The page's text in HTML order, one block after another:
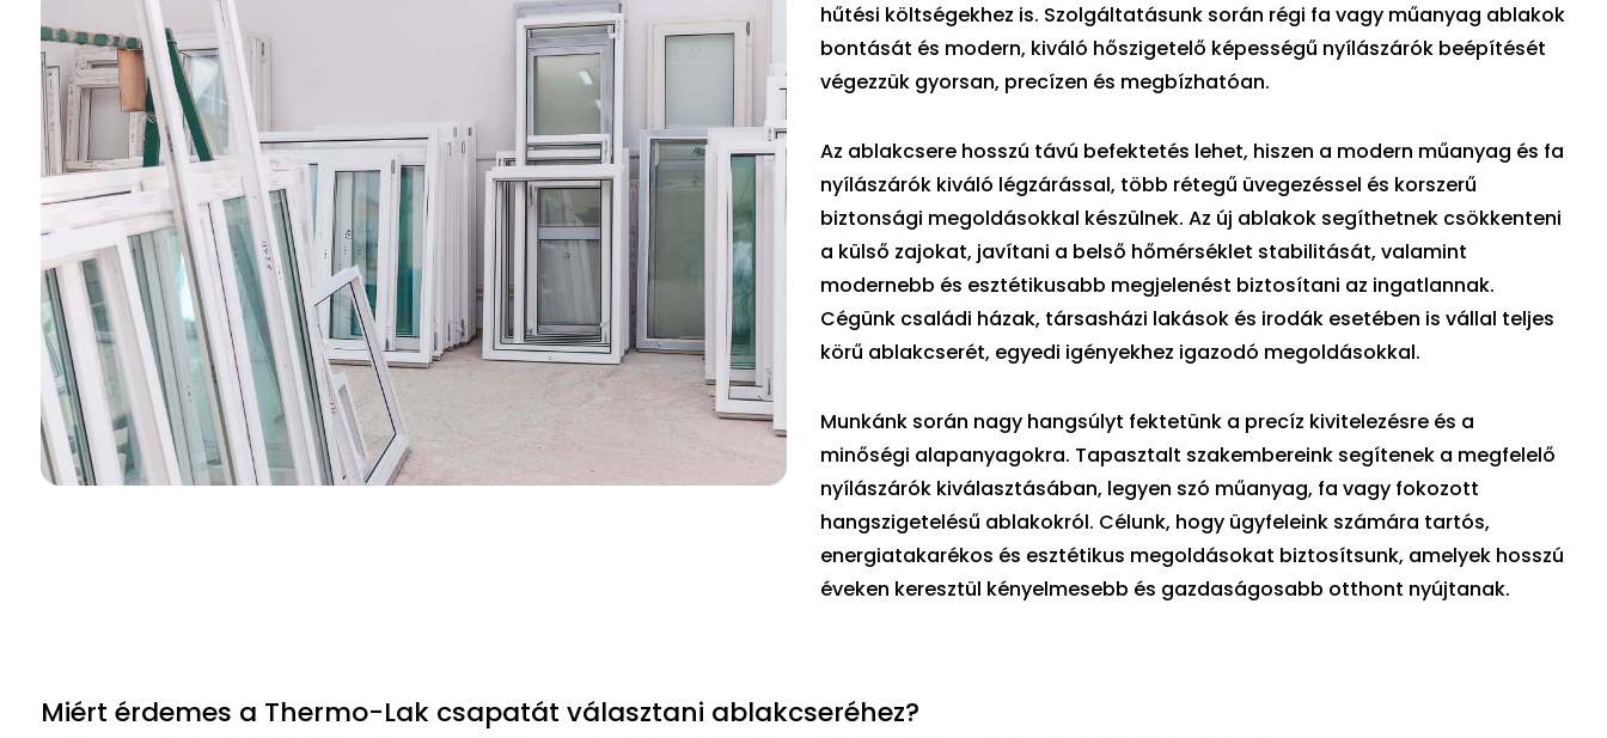
hűtési költségekhez is. Szolgáltatásunk során régi fa vagy műanyag ablakok
bontását és modern, kiváló hőszigetelő képességű nyílászárók beépítését
végezzük gyorsan, precízen és megbízhatóan.
Az ablakcsere hosszú távú befektetés lehet, hiszen a modern műanyag és fa
nyílászárók kiváló légzárással, több rétegű üvegezéssel és korszerű
biztonsági megoldásokkal készülnek. Az új ablakok segíthetnek csökkenteni
a külső zajokat, javítani a belső hőmérséklet stabilitását, valamint
modernebb és esztétikusabb megjelenést biztosítani az ingatlannak.
Cégünk családi házak, társasházi lakások és irodák esetében is vállal teljes
körű ablakcserét, egyedi igényekhez igazodó megoldásokkal.
Munkánk során nagy hangsúlyt fektetünk a precíz kivitelezésre és a
minőségi alapanyagokra. Tapasztalt szakembereink segítenek a megfelelő
nyílászárók kiválasztásában, legyen szó műanyag, fa vagy fokozott
hangszigetelésű ablakokról. Célunk, hogy ügyfeleink számára tartós,
energiatakarékos és esztétikus megoldásokat biztosítsunk, amelyek hosszú
éveken keresztül kényelmesebb és gazdaságosabb otthont nyújtanak.
Miért érdemes a Thermo-Lak csapatát választani ablakcseréhez?